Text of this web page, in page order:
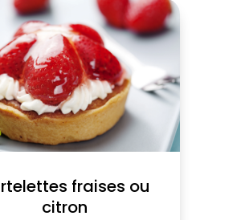
fraises ou
citron